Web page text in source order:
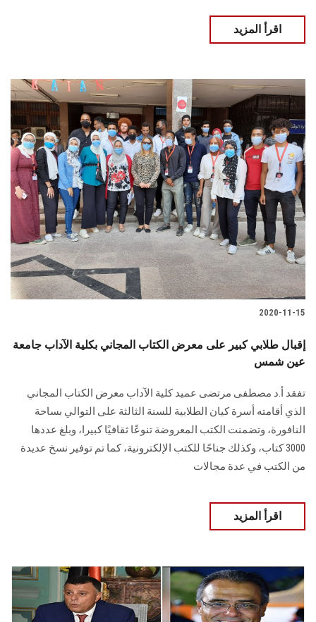
اقرأ المزيد
2020-11-15
إقبال طلابي كبير على معرض الكتاب المجاني بكلية الآداب جامعة
عين شمس
تفقد أ.د مصطفى مرتضى عميد كلية الآداب معرض الكتاب المجاني
الذي أقامته أسرة كيان الطلابية للسنة الثالثة على التوالي بساحة
النافورة، وتضمنت الكتب المعروضة تنوعًا ثقافيًا كبيرا، وبلغ عددها
3000 كتاب، وكذلك جناحًا للكتب الإلكترونية، كما تم توفير نسخ عديدة
من الكتب في عدة مجالات
اقرأ المزيد